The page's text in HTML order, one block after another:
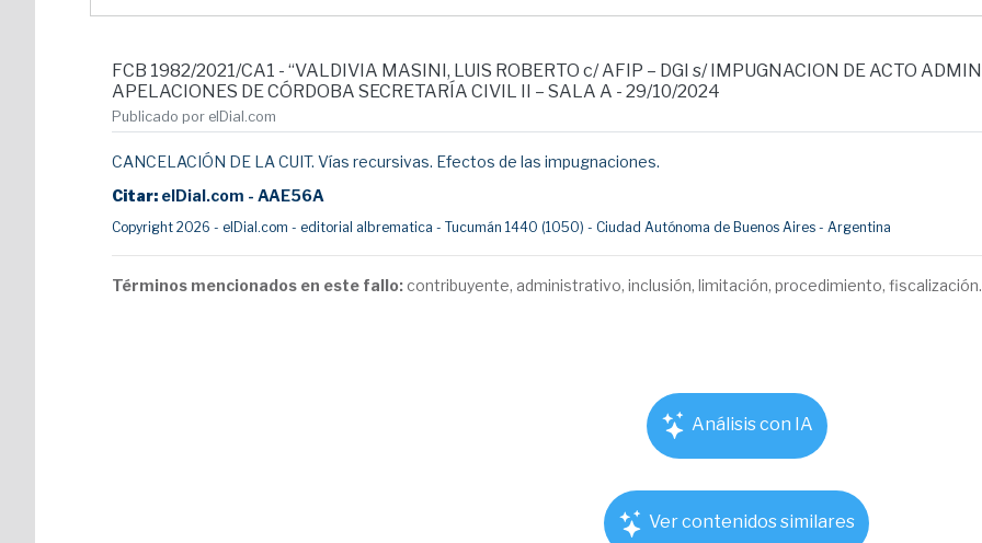
FCB 1982/2021/CA1 - “VALDIVIA MASINI, LUIS ROBERTO c/ AFIP – DGI s/ IMPUGNACION DE ACTO
APELACIONES DE CÓRDOBA SECRETARÍA CIVIL II – SALA A - 29/10/2024
Publicado por elDial.com
CANCELACIÓN DE LA CUIT. Vías recursivas. Efectos de las impugnaciones.
Citar: elDial.com - AAE56A
Copyright 2026 - elDial.com - editorial albrematica - Tucumán 1440 (1050) - Ciudad Autónoma de Buenos Aires - Argentina
Términos mencionados en este fallo: contribuyente, administrativo, inclusión, limitación, procedimiento, fiscalización.
Análisis con IA
Ver contenidos similares